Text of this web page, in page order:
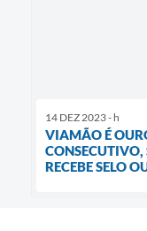
14 DEZ 2023 - h
VIAMÃO É
CONSECUTIVO,
RECEBE SELO